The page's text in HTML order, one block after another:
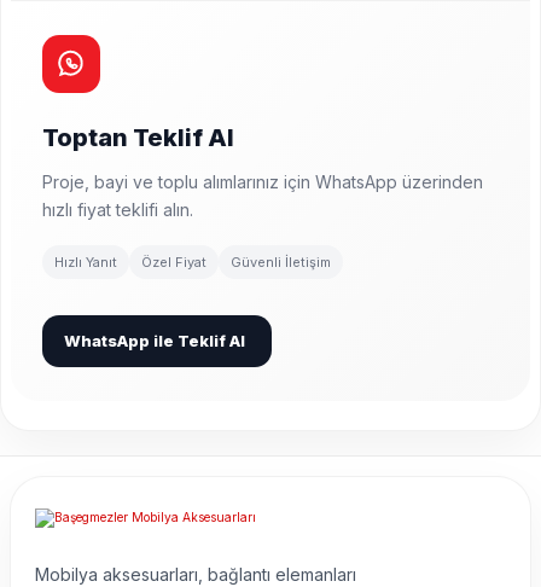
Toptan Teklif Al
Proje, bayi ve toplu alımlarınız için WhatsApp üzerinden
hızlı fiyat teklifi alın.
Hızlı Yanıt Özel Fiyat Güvenli İletişim
WhatsApp ile Teklif Al
Mobilya aksesuarları, bağlantı elemanları